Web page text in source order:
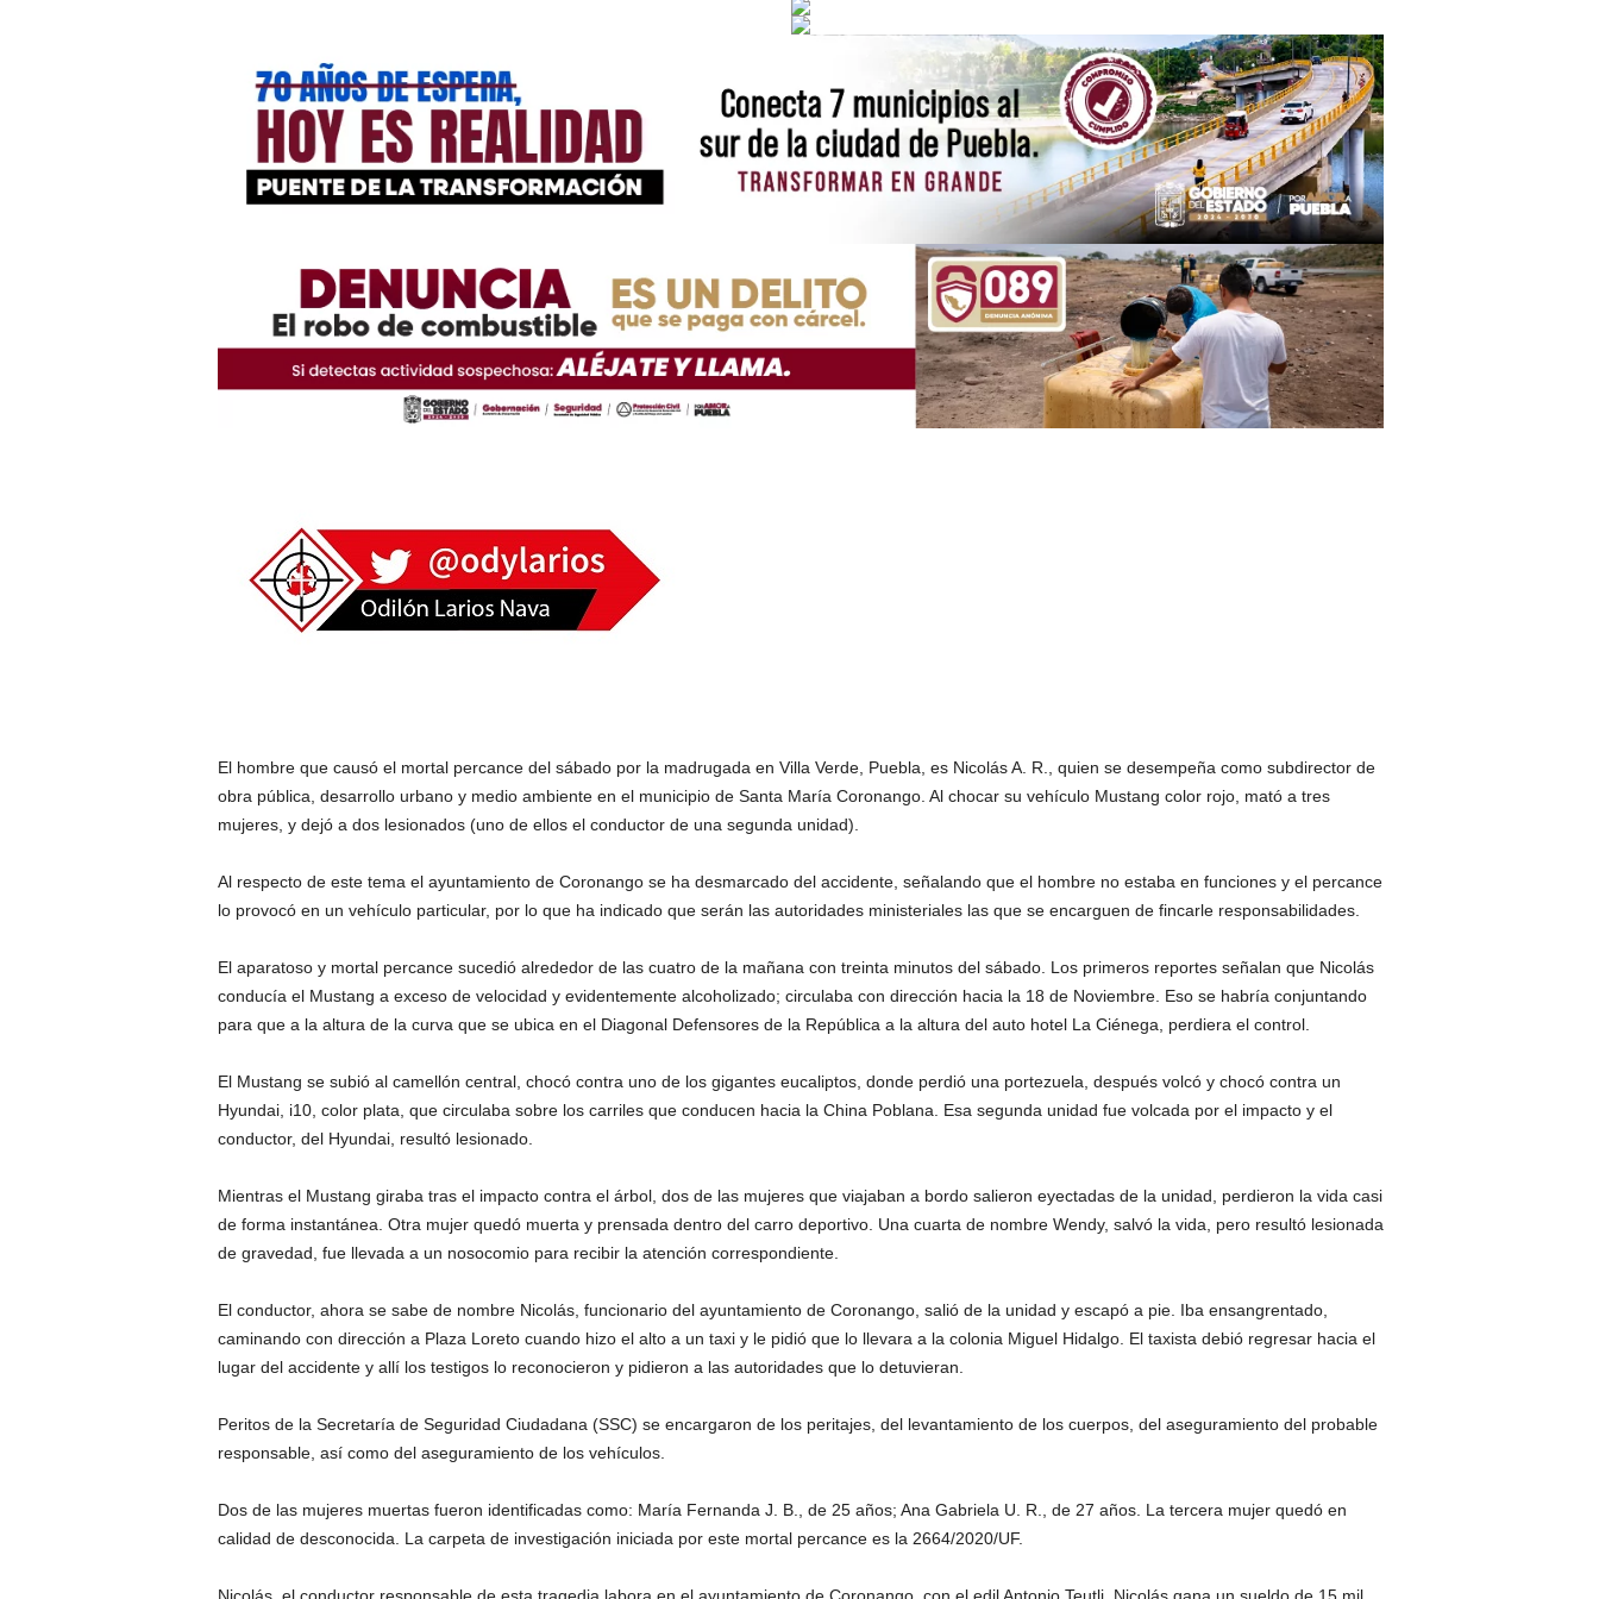
El hombre que causó el mortal percance del sábado por la madrugada en Villa Verde, Puebla, es Nicolás A. R., quien se desempeña como subdirector de
obra pública, desarrollo urbano y medio ambiente en el municipio de Santa María Coronango. Al chocar su vehículo Mustang color rojo, mató a tres
mujeres, y dejó a dos lesionados (uno de ellos el conductor de una segunda unidad).
Al respecto de este tema el ayuntamiento de Coronango se ha desmarcado del accidente, señalando que el hombre no estaba en funciones y el percance
lo provocó en un vehículo particular, por lo que ha indicado que serán las autoridades ministeriales las que se encarguen de fincarle responsabilidades.
El aparatoso y mortal percance sucedió alrededor de las cuatro de la mañana con treinta minutos del sábado. Los primeros reportes señalan que Nicolás
conducía el Mustang a exceso de velocidad y evidentemente alcoholizado; circulaba con dirección hacia la 18 de Noviembre. Eso se habría conjuntando
para que a la altura de la curva que se ubica en el Diagonal Defensores de la República a la altura del auto hotel La Ciénega, perdiera el control.
El Mustang se subió al camellón central, chocó contra uno de los gigantes eucaliptos, donde perdió una portezuela, después volcó y chocó contra un
Hyundai, i10, color plata, que circulaba sobre los carriles que conducen hacia la China Poblana. Esa segunda unidad fue volcada por el impacto y el
conductor, del Hyundai, resultó lesionado.
Mientras el Mustang giraba tras el impacto contra el árbol, dos de las mujeres que viajaban a bordo salieron eyectadas de la unidad, perdieron la vida casi
de forma instantánea. Otra mujer quedó muerta y prensada dentro del carro deportivo. Una cuarta de nombre Wendy, salvó la vida, pero resultó lesionada
de gravedad, fue llevada a un nosocomio para recibir la atención correspondiente.
El conductor, ahora se sabe de nombre Nicolás, funcionario del ayuntamiento de Coronango, salió de la unidad y escapó a pie. Iba ensangrentado,
caminando con dirección a Plaza Loreto cuando hizo el alto a un taxi y le pidió que lo llevara a la colonia Miguel Hidalgo. El taxista debió regresar hacia el
lugar del accidente y allí los testigos lo reconocieron y pidieron a las autoridades que lo detuvieran.
Peritos de la Secretaría de Seguridad Ciudadana (SSC) se encargaron de los peritajes, del levantamiento de los cuerpos, del aseguramiento del probable
responsable, así como del aseguramiento de los vehículos.
Dos de las mujeres muertas fueron identificadas como: María Fernanda J. B., de 25 años; Ana Gabriela U. R., de 27 años. La tercera mujer quedó en
calidad de desconocida. La carpeta de investigación iniciada por este mortal percance es la 2664/2020/UF.